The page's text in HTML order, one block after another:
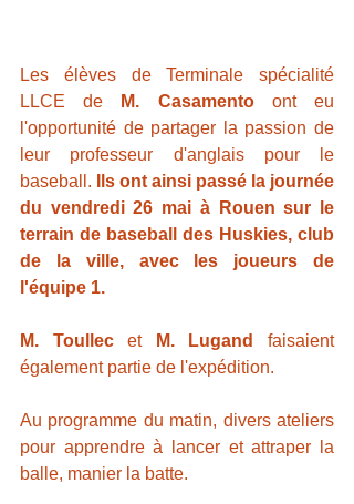
Les élèves de Terminale spécialité
LLCE de
M. Casamento ont eu
l'opportunité de partager la passion de
leur professeur d'anglais pour le
baseball.
Ils ont ainsi passé la journée
du vendredi 26 mai à Rouen sur le
terrain de baseball des Huskies, club
de la ville, avec les joueurs de
l'équipe 1.
M. Toullec et M. Lugand
faisaient
également partie de l'expédition.
Au programme du matin, divers ateliers
pour apprendre à lancer et attraper la
balle, manier la batte.